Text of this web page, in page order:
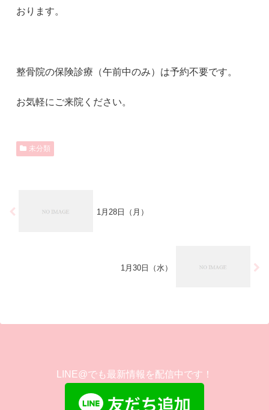
おります。
整骨院の保険診療（午前中のみ）は予約不要です。
お気軽にご来院ください。
未分類
1月28日（月）
1月30日（水）
LINE@でも最新情報を配信中です！